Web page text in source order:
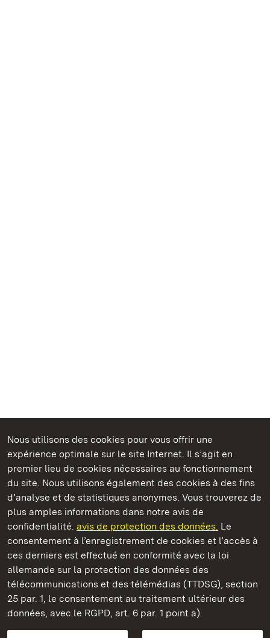
Nous utilisons des cookies pour vous offrir une
expérience optimale sur le site Internet. Il s’agit en
premier lieu de cookies nécessaires au fonctionnement
du site. Nous utilisons également des cookies à des fins
d’analyse et de statistiques anonymes. Vous trouverez de
plus amples informations dans notre avis de
confidentialité. avis de protection des données. Le
consentement à l’enregistrement de cookies et l’accès à
ces derniers est effectué en conformité avec la loi
allemande sur la protection des données des
télécommunications et des télémédias (TTDSG), section
25 par. 1, le consentement au traitement ultérieur des
données, avec le RGPD, art. 6 par. 1 point a).
Châteaux et jardins publics du Bade-Wurtemberg
Château résidentiel de Ludwigsburg
Châteaux et jardins publics du Bade-Wurtemberg
Contact et informationsFAQ et réponsesMentions légales
Protection des données
Explications sur l’accessibilité
BITV-konform (geprüfte Seiten)